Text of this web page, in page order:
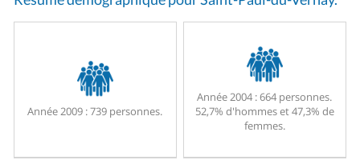
Année 2009 :739 personnes.
Année 2004 :664 personnes.
52,7% d'hommes et 47,3% de
femmes.